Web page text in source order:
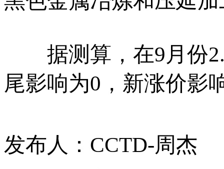
据测算，在9月份
尾影响为0，新涨价影
发布人：CCTD-周杰